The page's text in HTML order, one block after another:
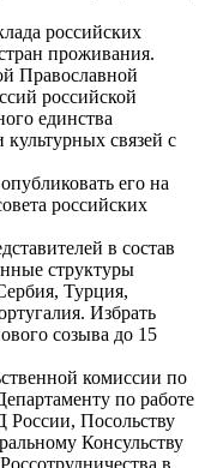
российских
проживания.
Православной
российской
единства
связей с
его на
российских
в состав
структуры
Турция,
Избрать
созыва до 15
комиссии по
по работе
России, Посольству
Консульству